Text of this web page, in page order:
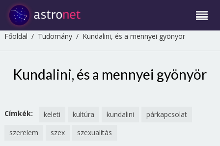
Főoldal / Tudomány/ Kundalini, és a mennyei gyönyör
Kundalini, és a mennyei gyönyör
Címkék: keleti kultúra kundalini
párkapcsolat
szerelem
szex szexualitás